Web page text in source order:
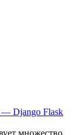
— Django Flask
множество